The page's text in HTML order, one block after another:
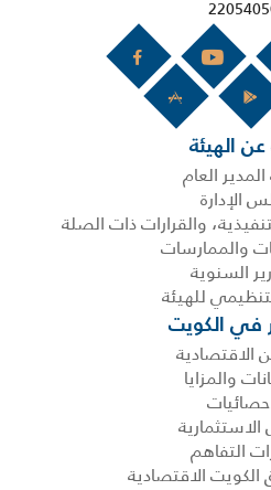
عن الهيئة
العام
الإدارة
والقرارات ذات الصلة
والممارسات
السنوية
للهيئة
في الكويت
الاقتصادية
والمزايا
التفاهم